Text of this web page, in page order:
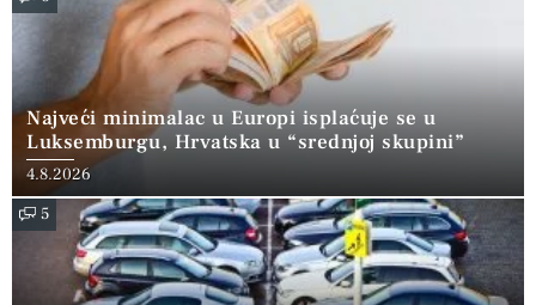
Najveći minimalac u Europi isplaćuje se u
Luksemburgu, Hrvatska u “srednjoj skupini”
4.8.2026
5